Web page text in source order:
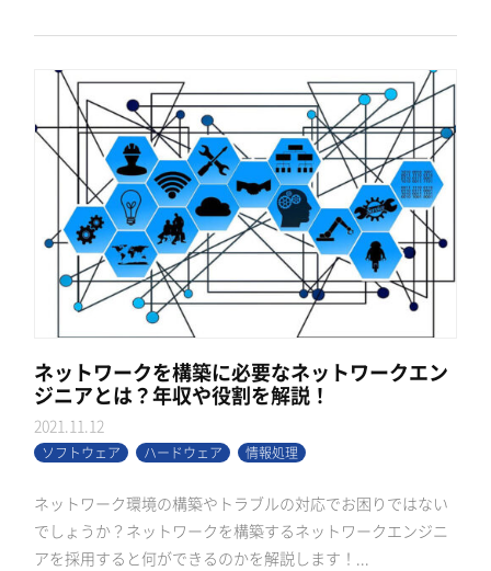
ネットワークを構築に必要なネットワークエン
ジニアとは？年収や役割を解説！
2021.11.12
ソフトウェア ハードウェア 情報処理
ネットワーク環境の構築やトラブルの対応でお困りではない
でしょうか？ネットワークを構築するネットワークエンジニ
アを採用すると何ができるのかを解説します！...